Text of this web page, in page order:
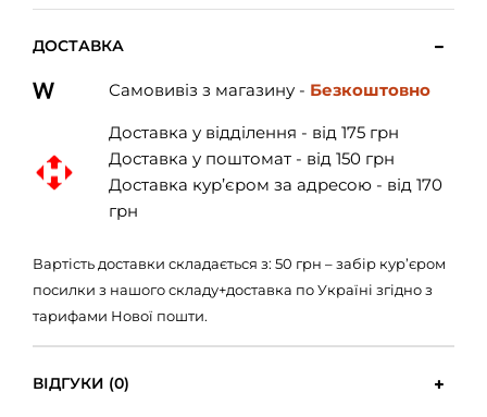
ДОСТАВКА
Самовивіз з магазину - Безкоштовно
Доставка у відділення - від 175 грн
Доставка у поштомат - від 150 грн
Доставка кур’єром за адресою - від 170
грн
Вартість доставки складається з: 50 грн – забір кур’єром
посилки з нашого складу+доставка по Україні згідно з
тарифами Нової пошти.
ВІДГУКИ (0)